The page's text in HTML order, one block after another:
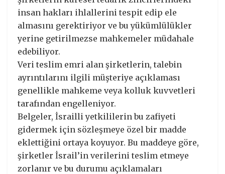
insan hakları ihlallerini tespit edip ele
almasını gerektiriyor ve bu yükümlülükler
yerine getirilmezse mahkemeler müdahale
edebiliyor.
Veri teslim emri alan şirketlerin, talebin
ayrıntılarını ilgili müşteriye açıklaması
genellikle mahkeme veya kolluk kuvvetleri
tarafından engelleniyor.
Belgeler, İsrailli yetkililerin bu zafiyeti
gidermek için sözleşmeye özel bir madde
eklettiğini ortaya koyuyor. Bu maddeye göre,
şirketler İsrail’in verilerini teslim etmeye
zorlanır ve bu durumu açıklamaları